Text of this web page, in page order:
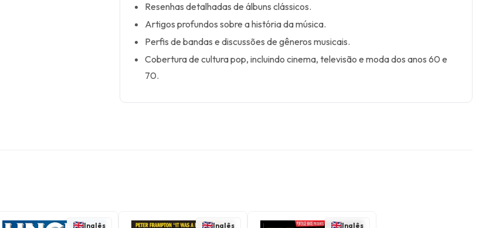
Resenhas detalhadas de álbuns clássicos.
Artigos profundos sobre a história da música.
Perfis de bandas e discussões de gêneros musicais.
Cobertura de cultura pop, incluindo cinema, televisão e moda dos anos 60 e
70.
Inglês Inglês Inglês